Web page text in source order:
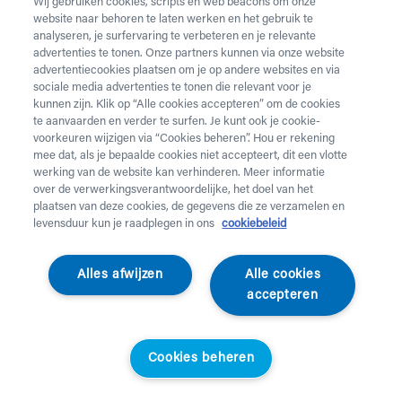
Vul onderstaand formulier in voor de huur van
zorgmateriaal.Dringende levering of levering in het
weekendnodig? Neem telefonisch contact op via 02 218
22 22.
Heb jekrukken nodig? Die kan je enkel aankopen. Wil je
huurmateriaal laten ophalen? Dat kan hier.
Opgelet!Je huurt voor minstens 1 maand en betaalt een
servicekost. Check de prijzenhier. Een gewone levering
duurt 2 werkdagen, een dringende levering krijg je de
feestdagen.
website naar behoren te laten werken en het gebruik te
analyseren, je surfervaring te verbeteren en je relevante
advertenties te tonen. Onze partners kunnen via onze website
advertentiecookies plaatsen om je op andere websites en via
sociale media advertenties te tonen die relevant voor je
kunnen zijn. Klik op “Alle cookies accepteren” om de cookies
te aanvaarden en verder te surfen. Je kunt ook je cookie-
voorkeuren wijzigen via “Cookies beheren”. Hou er rekening
mee dat, als je bepaalde cookies niet accepteert, dit een vlotte
werking van de website kan verhinderen. Meer informatie
over de verwerkingsverantwoordelijke, het doel van het
plaatsen van deze cookies, de gegevens die ze verzamelen en
levensduur kun je raadplegen in ons
cookiebeleid
Alle cookies
accepteren
Alles afwijzen
Cookies beheren